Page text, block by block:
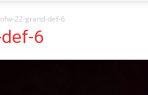
ofw-22-grand-def-6
6